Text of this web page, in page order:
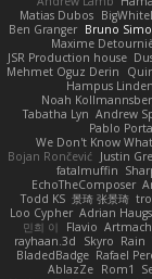
Matias Dubos
Ben Granger Bruno
Maxime
JSR Production house
Mehmet Oguz Derin
Hampus Linden
Noah
Tabatha Lyn Andrew
Pablo
We Don't Know
Bojan Rončević Justin
fatalmuffin
EchoTheComposer
Todd KS 景琦 张景琦
Loo Cypher Adrian
민희 이
Flavio
rayhaan.3d
Skyro Rain
BladedBadge Rafael
AblazZe Rom1